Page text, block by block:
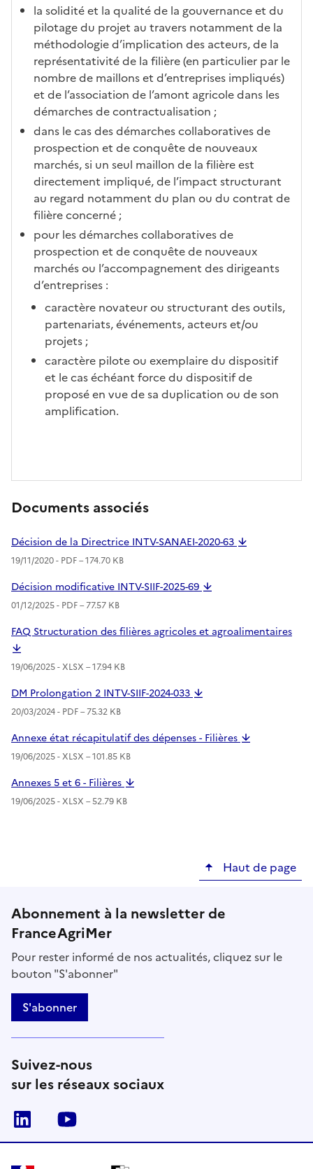
la solidité et la qualité de la gouvernance et du
pilotage du projet au travers notamment de la
méthodologie d’implication des acteurs, de la
représentativité de la filière (en particulier par le
nombre de maillons et d’entreprises impliqués)
et de l’association de l’amont agricole dans les
démarches de contractualisation ;
dans le cas des démarches collaboratives de
prospection et de conquête de nouveaux
marchés, si un seul maillon de la filière est
directement impliqué, de l’impact structurant
au regard notamment du plan ou du contrat de
filière concerné ;
pour les démarches collaboratives de
prospection et de conquête de nouveaux
marchés ou l’accompagnement des dirigeants
d’entreprises :
caractère novateur ou structurant des outils,
partenariats, événements, acteurs et/ou
projets ;
caractère pilote ou exemplaire du dispositif
et le cas échéant force du dispositif de
proposé en vue de sa duplication ou de son
amplification.
Documents associés
Décision de la Directrice INTV-SANAEI-2020-63
19/11/2020 - PDF– 174.70 KB
Décision modificative INTV-SIIF-2025-69
01/12/2025 - PDF– 77.57 KB
FAQ Structuration des filières agricoles et agroalimentaires
19/06/2025 -XLSX – 17.94 KB
DM Prolongation 2 INTV-SIIF-2024-033
20/03/2024 - PDF– 75.32 KB
Annexe état récapitulatif des dépenses - Filières
19/06/2025 -XLSX – 101.85 KB
Annexes 5 et 6 - Filières
19/06/2025 -XLSX – 52.79 KB
Haut de page
Abonnement à la newsletter de
FranceAgriMer
Pour rester informé de nos actualités, cliquez sur le
bouton "S'abonner"
S'abonner
Suivez-nous
sur les réseaux sociaux
Linkedin